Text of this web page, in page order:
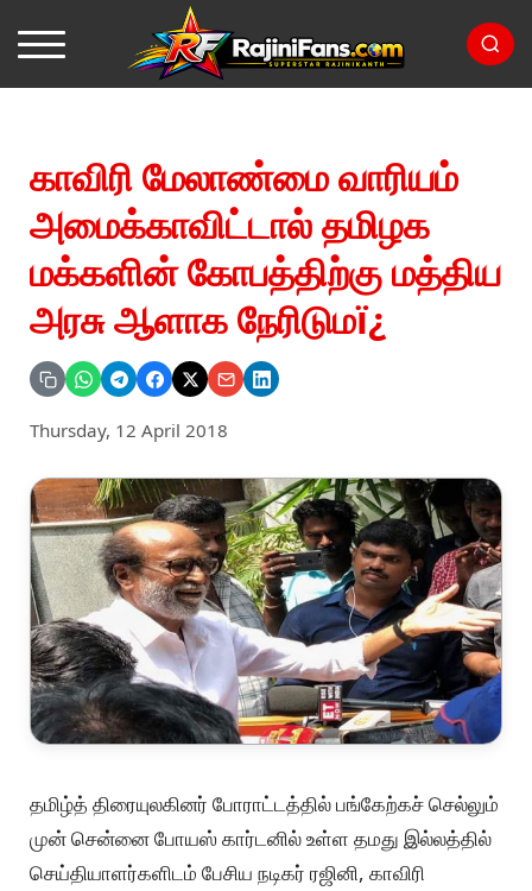
காவிரி மேலாண்மை வாரியம்
அமைக்காவிட்டால் தமிழக
மக்களின் கோபத்திற்கு மத்திய
அரசு ஆளாக நேரிடுமï¿
Thursday, 12 April 2018
தமிழ்த் திரையுலகினர் போராட்டத்தில் பங்கேற்கச் செல்லும்
முன் சென்னை போயஸ் கார்டனில் உள்ள தமது இல்லத்தில்
செய்தியாளர்களிடம் பேசிய நடிகர் ரஜினி, காவிரி